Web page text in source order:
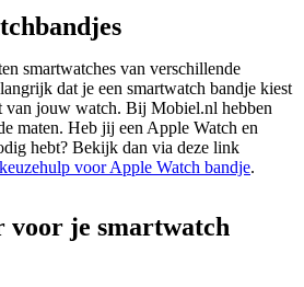
smartwatches van verschillende
dat je een smartwatch bandje kiest
van jouw watch. Bij Mobiel.nl hebben
maten. Heb jij een Apple Watch en
hebt? Bekijk dan via deze link
keuzehulp voor Apple Watch bandje.
voor je smartwatch